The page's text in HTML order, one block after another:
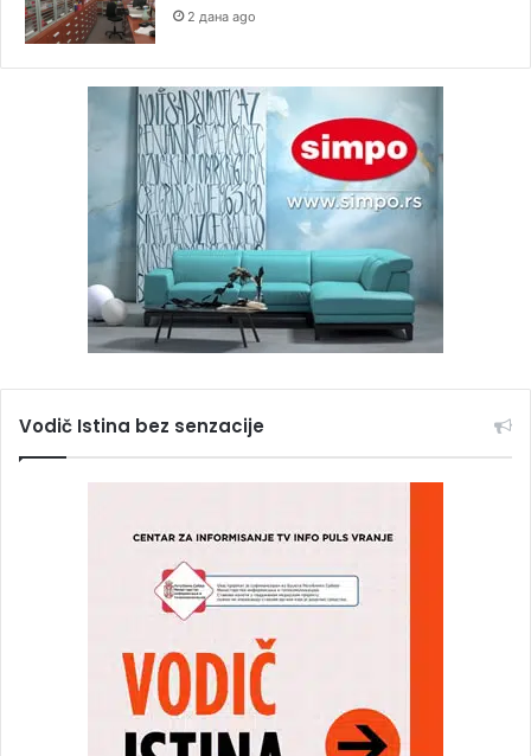
2 дана ago
Vodič Istina bez senzacije